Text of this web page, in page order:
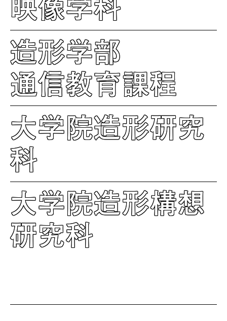
造形学部
通信教育課程
大学院造形研究
科
大学院造形構想
研究科